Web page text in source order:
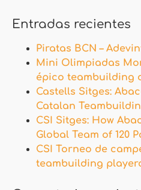
Entradas recientes
Piratas BCN –
Mini Olimpiadas
épico teambuilding
Castells Sitges:
Catalan
CSI Sitges: How
Global Team of 120
CSI Torneo de
teambuilding